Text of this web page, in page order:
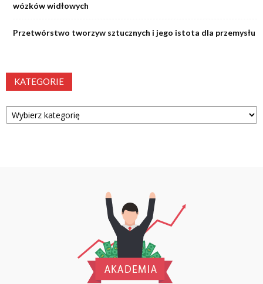
wózków widłowych
Przetwórstwo tworzyw sztucznych i jego istota dla przemysłu
KATEGORIE
Kategorie